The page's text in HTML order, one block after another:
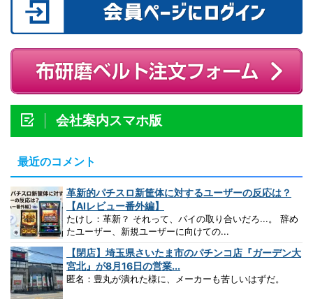
会社案内スマホ版
最近のコメント
革新的パチスロ新筐体に対するユーザーの反応は？
【AIレビュー番外編】
たけし：革新？ それって、パイの取り合いだろ...。 辞め
たユーザー、新規ユーザーに向けての...
【閉店】埼玉県さいたま市のパチンコ店『ガーデン大
宮北』が8月16日の営業...
匿名：豊丸が潰れた様に、メーカーも苦しいはずだ。